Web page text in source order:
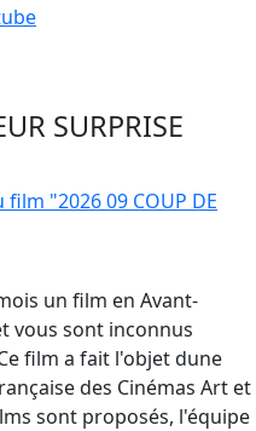
SURPRISE
film "2026 09 COUP DE
un film en Avant-
vous sont inconnus
film a fait l'objet dune
des Cinémas Art et
sont proposés, l'équipe